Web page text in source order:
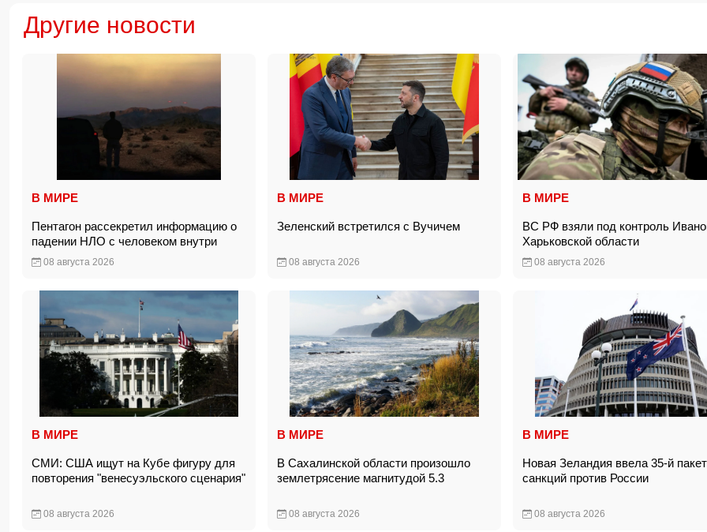
Другие новости
В МИРЕ
Пентагон рассекретил информацию о
падении НЛО с человеком внутри
08 августа 2026
В МИРЕ
Зеленский встретился с Вучичем
08 августа 2026
В МИРЕ
ВС РФ взяли под контроль
Харьковской области
08 августа 2026
В МИРЕ
СМИ: США ищут на Кубе фигуру для
повторения "венесуэльского сценария"
08 августа 2026
В МИРЕ
В Сахалинской области произошло
землетрясение магнитудой 5.3
08 августа 2026
В МИРЕ
Новая Зеландия ввела 35-й пакет
санкций против России
08 августа 2026